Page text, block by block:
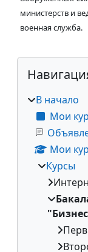
министерств и
военная служба.
Блоки
Пропустить
В начало
Мои
Мои
Курсы